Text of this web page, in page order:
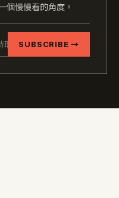
慢慢看的角度。
SUBSCRIBE →